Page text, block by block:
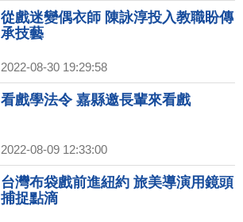
從戲迷變偶衣師 陳詠淳投入教職盼傳
承技藝
2022-08-30 19:29:58
看戲學法令 嘉縣邀長輩來看戲
2022-08-09 12:33:00
台灣布袋戲前進紐約 旅美導演用鏡頭
捕捉點滴